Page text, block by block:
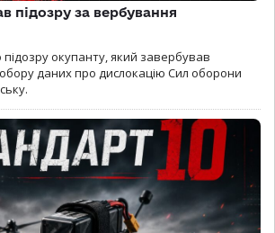
підозру за вербування
окупанту, який завербував
даних про дислокацію Сил оборони